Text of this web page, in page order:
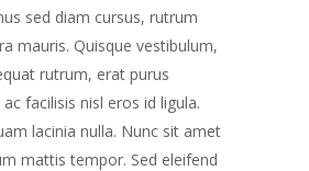
sed diam cursus, rutrum
mauris. Quisque vestibulum,
rutrum, erat purus
facilisis nisl eros id ligula.
lacinia nulla. Nunc sit amet
mattis tempor. Sed eleifend